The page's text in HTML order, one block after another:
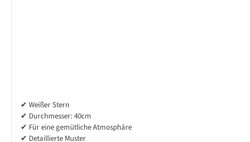
✔ Weißer Stern
✔ Durchmesser: 40cm
✔ Für eine gemütliche Atmosphäre
✔ Detaillierte Muster